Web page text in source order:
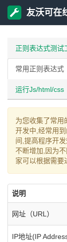
友沃可在
正则表达式测试
常用正则表达式
运行Js/html/css
为您收集了常用
开发中,经常用
间,提高程序开
不断增加,因为
家可以根据需要
说明
网址（URL）
IP地址(IP